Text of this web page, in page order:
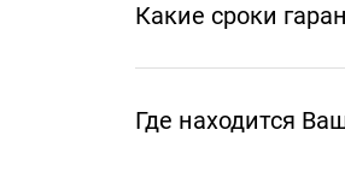
Какие сроки
Где находится